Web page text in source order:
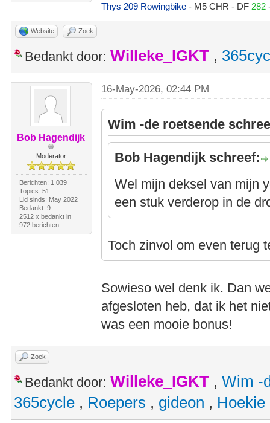
Thys 209 Rowingbike- M5 CHR - DF 282
Website Zoek
Bedankt door: Willeke_IGKT ,
Bob Hagendijk
Moderator
Berichten: 1.039
Topics: 51
Lid sinds: May 2022
Bedankt: 9
2512 x bedankt in
972 berichten
16-May-2026, 02:44 PM
Wim -de roetsende
Bob Hagendijk schreef:
Wel mijn deksel van mijn
een stuk verderop in de
Toch zinvol om even terug
Sowieso wel denk ik. Dan
afgesloten heb, dat ik het
was een mooie bonus!
Zoek
Bedankt door: Willeke_IGKT , Wim -
365cycle , Roepers , gideon , Hoekie